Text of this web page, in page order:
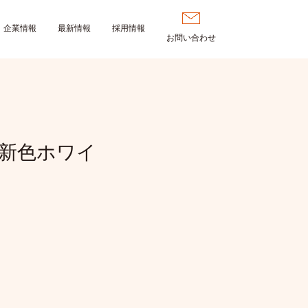
企業情報 最新情報
採用情報
お問い合わせ
色ホワイ